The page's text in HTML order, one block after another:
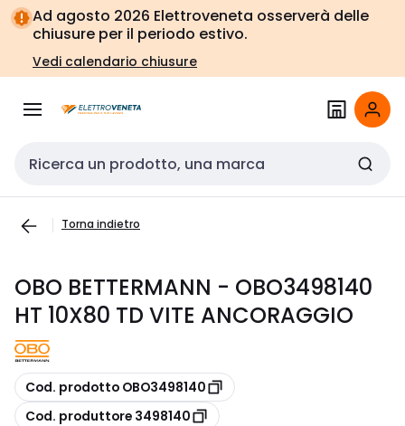
Vai alla
navigazione
Vai
alla
pagina
Ad agosto 2026 Elettroveneta osserverà delle
chiusure per il periodo estivo.
Vedi calendario chiusure
Cerca input
Torna indietro
OBO BETTERMANN - OBO3498140
HT 10X80 TD VITE ANCORAGGIO
copia
Cod. prodotto OBO3498140
copia
Cod. produttore 3498140